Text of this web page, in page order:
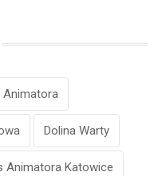
Animatora
Dolina Warty
Animatora Katowice